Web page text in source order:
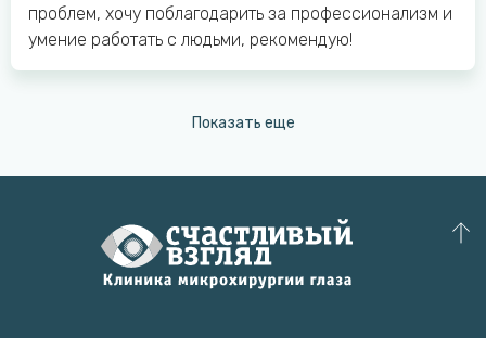
проблем, хочу поблагодарить за профессионализм и
умение работать с людьми, рекомендую!
Показать еще